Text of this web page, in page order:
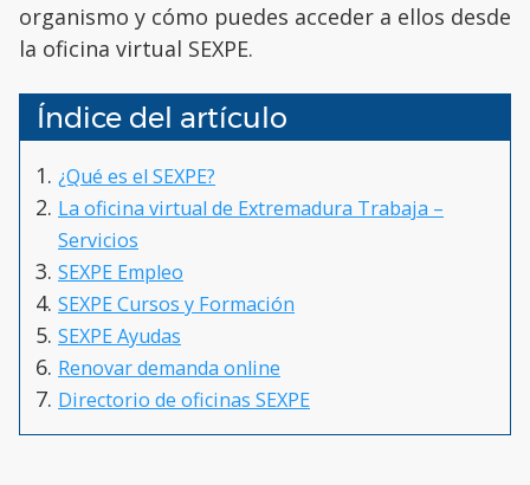
organismo y cómo puedes acceder a ellos desde
la oficina virtual SEXPE.
Índice del artículo
¿Qué es el SEXPE?
La oficina virtual de Extremadura Trabaja –
Servicios
SEXPE Empleo
SEXPE Cursos y Formación
SEXPE Ayudas
Renovar demanda online
Directorio de oficinas SEXPE